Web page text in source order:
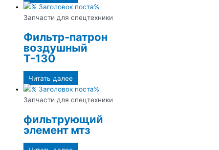
Запчасти для спецтехники
Фильтр-патрон
воздушный
Т-130
Читать далее
Запчасти для спецтехники
фильтрующий
элемент мтз